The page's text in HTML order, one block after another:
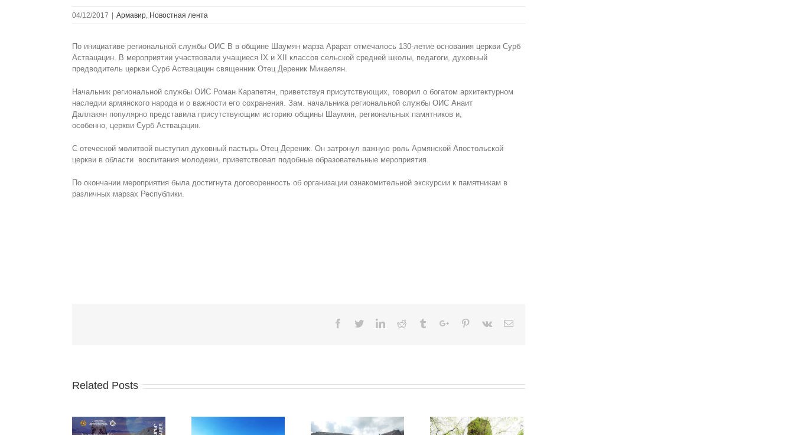
04/12/2017 Армавир, Новостная лента
По инициативе региональной службы ОИС В в общине Шаумян марза Арарат отмечалось 130-летие основания церкви Сурб
Аствацацин. В мероприятии участвовали учащиеся IX и XII классов сельской средней школы, педагоги, духовный
предводитель церкви Сурб Аствацацин священник Отец Дереник Микаелян.
Начальник региональной службы ОИС Роман Карапетян, приветствуя присутствующих, говорил о богатом архитектурном
наследии армянского народа и о важности его сохранения. Зам. начальника региональной службы ОИС Анаит
Даллакян популярно представила присутствующим историю общины Шаумян, региональных памятников и,
особенно, церкви Сурб Аствацацин.
С отеческой молитвой выступил духовный пастырь Отец Дереник. Он затронул важную роль Армянской Апостольской
церкви в области воспитания молодежи, приветствовал подобные образовательные мероприятия.
По окончании мероприятия была достигнута договоренность об организации ознакомительной экскурсии к памятникам в
различных марзах Республики.
Facebook
TwitterLinkedinReddit TumblrGoogle+Pinterest
Vk Email
Related Posts